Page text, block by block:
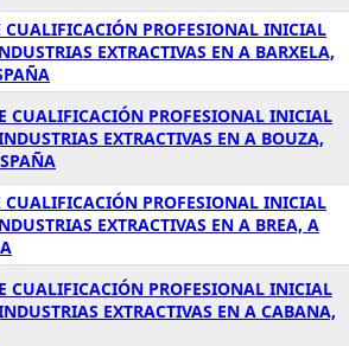
CUALIFICACIÓN PROFESIONAL INICIAL
EXTRACTIVAS EN A BARXELA,
CUALIFICACIÓN PROFESIONAL INICIAL
EXTRACTIVAS EN A BOUZA,
CUALIFICACIÓN PROFESIONAL INICIAL
EXTRACTIVAS EN A BREA, A
CUALIFICACIÓN PROFESIONAL INICIAL
EXTRACTIVAS EN A CABANA,